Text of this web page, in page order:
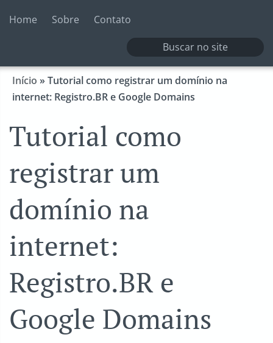
Home Sobre Contato
Início »Tutorial como registrar um domínio na
internet: Registro.BR e Google Domains
Tutorial como
registrar um
domínio na
internet:
Registro.BR e
Google Domains